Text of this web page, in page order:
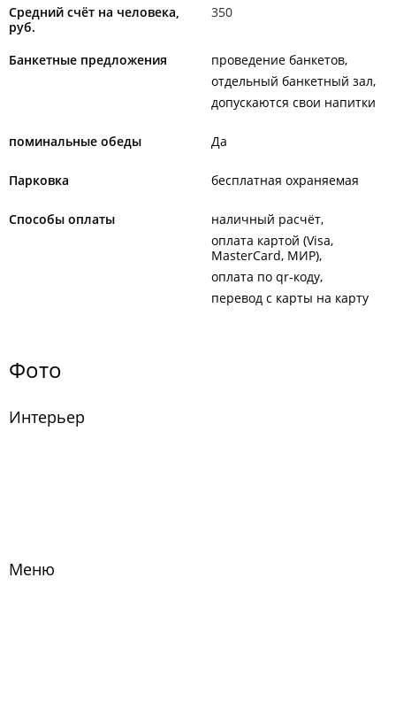
Средний счёт на человека,
руб.
350
Банкетные предложения
проведение банкетов
отдельный банкетный зал
допускаются свои напитки
поминальные обеды Да
Парковка бесплатная охраняемая
Способы оплаты
наличный расчёт
оплата картой (Visa,
MasterCard, МИР)
оплата по qr-коду
перевод с карты на карту
Фото
Интерьер
Меню